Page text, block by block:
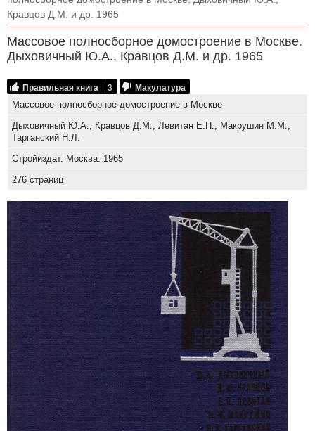
Кравцов Д.М. и др. 1965
Массовое полносборное домостроение в Москве.
Дыховичный Ю.А., Кравцов Д.М. и др. 1965
Правильная книга 3 Макулатура
Массовое полносборное домостроение в Москве
Дыховичный Ю.А., Кравцов Д.М., Левитан Е.П., Макрушин М.М.,
Тарганский Н.Л.
Стройиздат. Москва. 1965
276 страниц